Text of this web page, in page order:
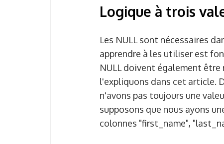
Logique à trois
Les NULL sont nécessaires
apprendre à les utiliser est
NULL doivent également être
l'expliquons dans cet article.
n'avons pas toujours une
supposons que nous ayons
colonnes "first_name",